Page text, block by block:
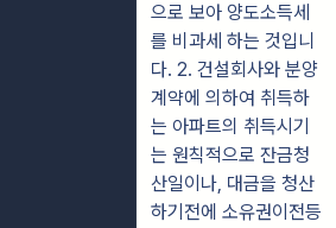
으로 보아 양도소득세
를 비과세 하는 것입니
다. 2. 건설회사와 분양
계약에 의하여 취득하
는 아파트의 취득시기
는 원칙적으로 잔금청
산일이나, 대금을 청산
하기전에 소유권이전등